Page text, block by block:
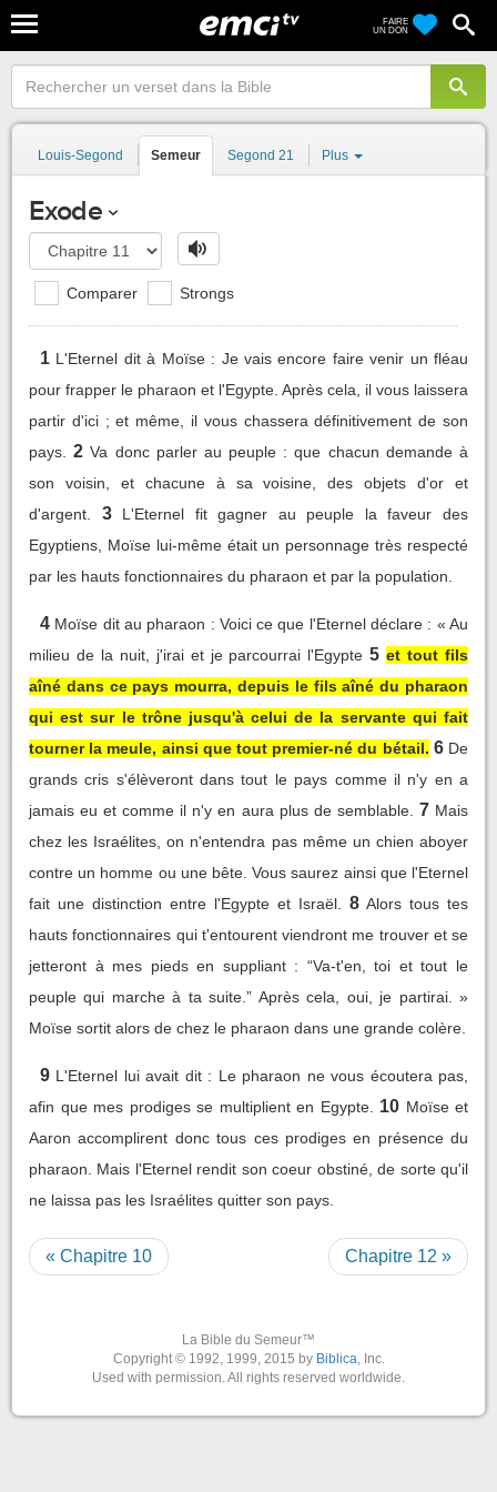
FAIRE
UN DON
Louis-Segond Semeur Segond 21 Plus
Exode
Comparer Strongs
1 L'Eternel dit à Moïse : Je vais encore faire venir un fléau
pour frapper le pharaon et l'Egypte. Après cela, il vous laissera
partir d'ici ; et même, il vous chassera définitivement de son
pays.
2 Va donc parler au peuple : que chacun demande à
son voisin, et chacune à sa voisine, des objets d'or et
d'argent.
3
L'Eternel fit gagner au peuple la faveur des
Egyptiens, Moïse lui-même était un personnage très respecté
par les hauts fonctionnaires du pharaon et par la population.
4 Moïse dit au pharaon : Voici ce que l'Eternel déclare : « Au
milieu de la nuit, j'irai et je parcourrai l'Egypte 5 et tout fils
aîné dans ce pays mourra, depuis le fils aîné du pharaon
qui est sur le trône jusqu'à celui de la servante qui fait
tourner la meule, ainsi que tout premier-né du bétail. 6 De
grands cris s'élèveront dans tout le pays comme il n'y en a
jamais eu et comme il n'y en aura plus de semblable. 7 Mais
chez les Israélites, on n'entendra pas même un chien aboyer
contre un homme ou une bête. Vous saurez ainsi que l'Eternel
fait une distinction entre l'Egypte et Israël.
8 Alors tous tes
hauts fonctionnaires qui t'entourent viendront me trouver et se
jetteront à mes pieds en suppliant : “Va-t'en, toi et tout le
peuple qui marche à ta suite.” Après cela, oui, je partirai. »
Moïse sortit alors de chez le pharaon dans une grande colère.
9 L'Eternel lui avait dit : Le pharaon ne vous écoutera pas,
afin que mes prodiges se multiplient en Egypte.
10 Moïse et
Aaron accomplirent donc tous ces prodiges en présence du
pharaon. Mais l'Eternel rendit son coeur obstiné, de sorte qu'il
ne laissa pas les Israélites quitter son pays.
« Chapitre 10 Chapitre 12 »
La Bible du Semeur™
Copyright © 1992, 1999, 2015 by Biblica, Inc.
Used with permission. All rights reserved worldwide.